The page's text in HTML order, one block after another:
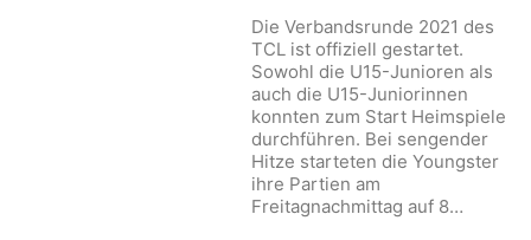
Die Verbandsrunde 2021 des
TCL ist offiziell gestartet.
Sowohl die U15-Junioren als
auch die U15-Juniorinnen
konnten zum Start Heimspiele
durchführen. Bei sengender
Hitze starteten die Youngster
ihre Partien am
Freitagnachmittag auf 8…